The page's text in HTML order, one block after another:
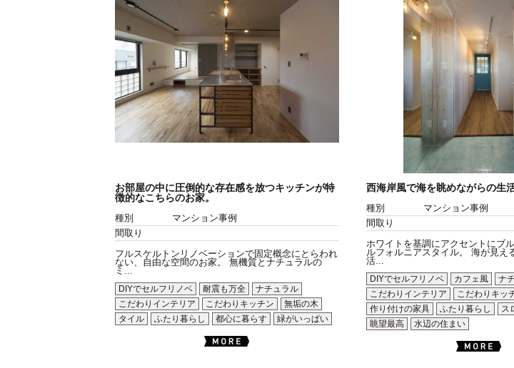
お部屋の中に圧倒的な存在感を放つキッチンが特
徴的なこちらのお家。
種別
マンション事例
間取り
フルスケルトンリノベーションで固定概念にとらわれ
ない、自由な空間のお家。 無機質とナチュラルの
ミ...
DIYでセルフリノベ
耐震も万全
ナチュラル
こだわりインテリア
こだわりキッチン
無垢の木
タイル
ふたり暮らし 都心に暮らす 緑がいっぱい
西海岸風で海を眺めながらの生
種別
マンション事例
間取り
ホワイトを基調にアクセントにブ
ルフォルニアスタイル。 海が見え
活...
DIYでセルフリノベ
カフェ風
ナ
こだわりインテリア
こだわりキッ
作り付けの家具
ふたり暮らし
ス
眺望最高
水辺の住まい